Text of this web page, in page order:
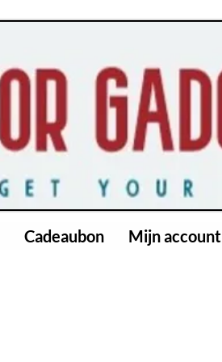
Cadeaubon Mijn account